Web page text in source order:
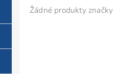
Žádné produkty značky